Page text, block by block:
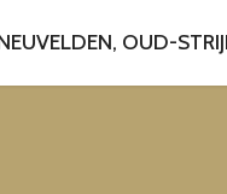
OUD-